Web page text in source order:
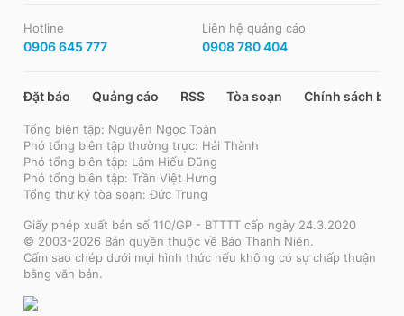
Hotline
0906 645 777
Liên hệ quảng cáo
0908 780 404
Đặt báo Quảng cáo RSS Tòa soạn Chính sách bảo
Tổng biên tập: Nguyễn Ngọc Toàn
Phó tổng biên tập thường trực: Hải Thành
Phó tổng biên tập: Lâm Hiếu Dũng
Phó tổng biên tập: Trần Việt Hưng
Tổng thư ký tòa soạn: Đức Trung
Giấy phép xuất bản số 110/GP - BTTTT cấp ngày 24.3.2020
© 2003-2026 Bản quyền thuộc về Báo Thanh Niên.
Cấm sao chép dưới mọi hình thức nếu không có sự chấp thuận
bằng văn bản.